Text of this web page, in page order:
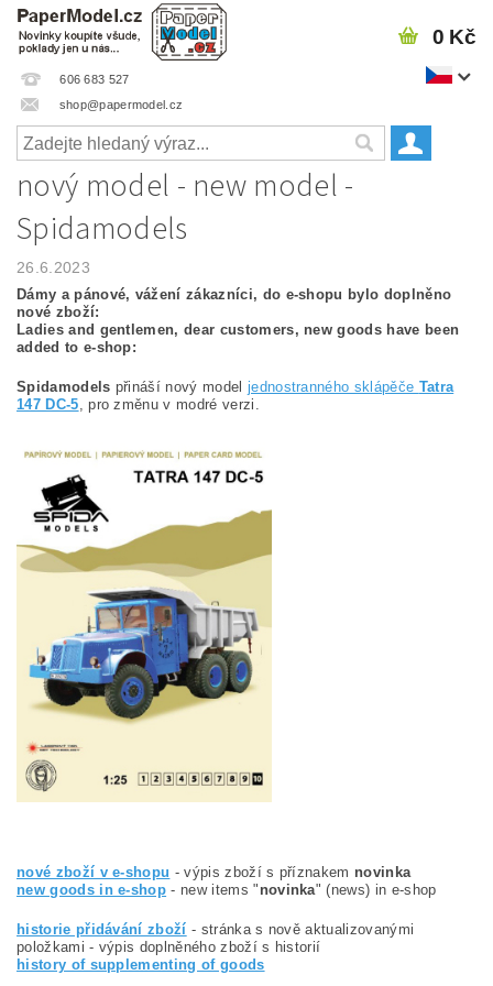
606 683 527
shop@papermodel.cz
0 Kč
nový model - new model -
Spidamodels
26.6.2023
Dámy a pánové, vážení zákazníci, do e-shopu bylo doplněno
nové zboží:
Ladies and gentlemen, dear customers, new goods have been
added to e-shop:
Spidamodels přináší nový model jednostranného sklápěče Tatra
147 DC-5, pro změnu v modré verzi.
nové zboží v e-shopu - výpis zboží s příznakem novinka
new goods in e-shop - new items " novinka" (news) in e-shop
historie přidávání zboží - stránka s nově aktualizovanými
položkami - výpis doplněného zboží s historií
history of supplementing of goods